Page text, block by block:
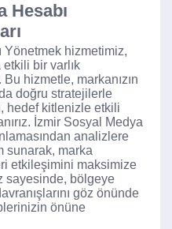
Hesabı
Yönetmek hizmetimiz,
bir varlık
hizmetle, markanızın
doğru stratejilerle
hedef kitlenizle etkili
İzmir Sosyal Medya
analizlere
sunarak, marka
etkileşimini maksimize
sayesinde, bölgeye
göz önünde
önüne